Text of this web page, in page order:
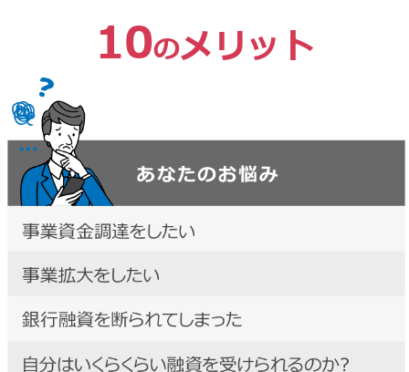
10のメリット